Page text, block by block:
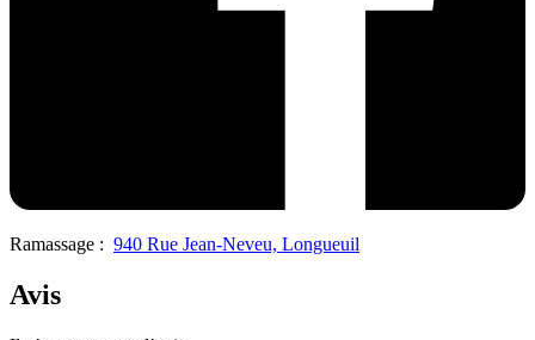
Ramassage : 940 Rue Jean-Neveu, Longueuil
Avis